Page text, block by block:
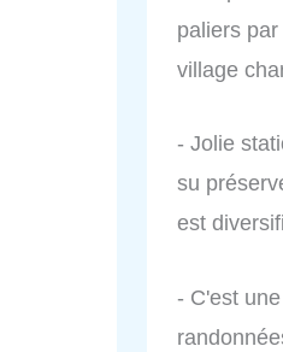
paliers
village
- Jolie
su
est
- C'est